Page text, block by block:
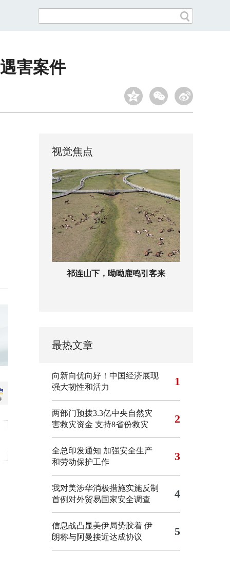
害案件
视觉焦点
祁连山下，呦呦鹿鸣引客来
最热文章
向新向优向好！中国经济展现
强大韧性和活力
1
两部门预拨3.3亿中央自然灾
害救灾资金 支持8省份救灾
2
全总印发通知 加强安全生产
和劳动保护工作
3
我对美涉华消极措施实施反制
首例对外贸易国家安全调查
4
信息战凸显美伊局势胶着 伊
朗称与阿曼接近达成协议
5